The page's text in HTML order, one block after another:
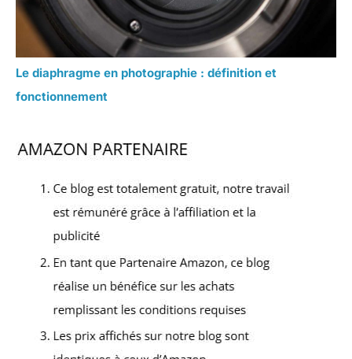
Le diaphragme en photographie : définition et
fonctionnement